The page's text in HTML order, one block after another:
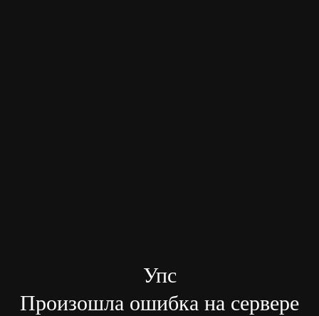
Упс
Произошла ошибка на сервере